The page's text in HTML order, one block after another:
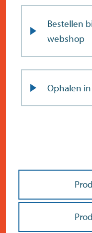
Bestellen
webshop
Menno’s
Ophalen